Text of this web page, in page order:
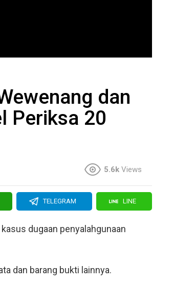
dan
Periksa 20
5.6k Views
TELEGRAM LINE
dugaan penyalahgunaan
dan barang bukti lainnya.